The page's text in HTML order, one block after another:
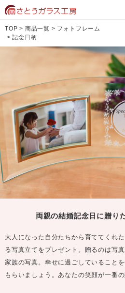
TOP > 商品一覧 > フォトフレーム
>記念日柄
両親の結婚記念日に贈り
大人になった自分たちから育ててくれ
る写真立てをプレゼント。贈るのは写
家族の写真。幸せに過ごしていること
もらいましょう。あなたの笑顔が一番の